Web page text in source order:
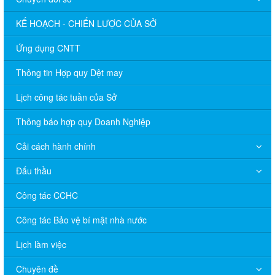
KẾ HOẠCH - CHIẾN LƯỢC CỦA SỞ
Ứng dụng CNTT
Thông tin Hợp quy Dệt may
Lịch công tác tuần của Sở
Thông báo hợp quy Doanh Nghiệp
Cải cách hành chính
Đấu thầu
Công tác CCHC
Công tác Bảo vệ bí mật nhà nước
Lịch làm việc
Chuyên đề